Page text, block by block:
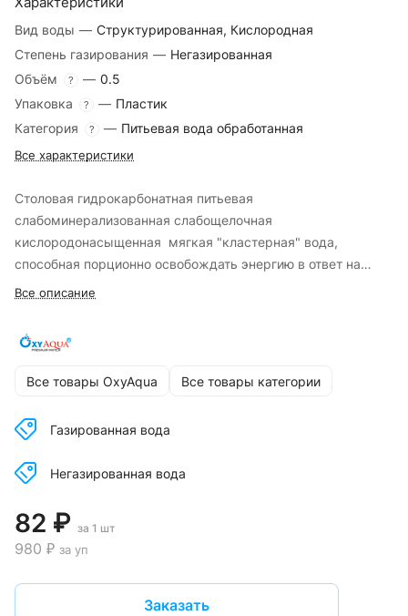
Вид воды — Структурированная, Кислородная
Степень газирования — Негазированная
Объём
? — 0.5
Упаковка
? — Пластик
Категория
? — Питьевая вода обработанная
Все характеристики
Столовая гидрокарбонатная питьевая
слабоминерализованная слабощелочная
кислородонасыщенная мягкая "кластерная" вода,
способная порционно освобождать энергию в ответ на
воздействие ионов железа (II) содержащихся в
Все описание
Все товары OxyAqua Все товары категории
Газированная вода
Негазированная вода
82 ₽ за 1 шт
980 ₽ за уп
Заказать